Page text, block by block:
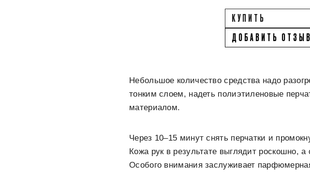
КУПИТЬ
ДОБАВИТЬ ОТЗЫВ
Небольшое количество средства надо
тонким слоем, надеть полиэтиленовые
материалом.
Через 10–15 минут снять перчатки и
Кожа рук в результате выглядит роскошно,
Особого внимания заслуживает